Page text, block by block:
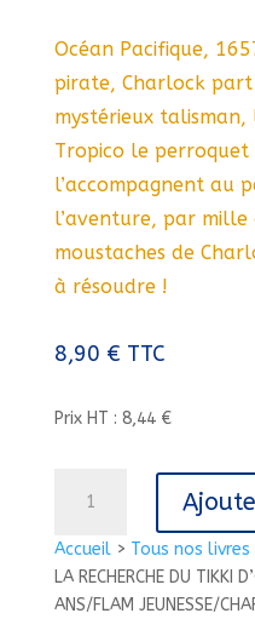
Accueil> Tous nos livres
LA RECHERCHE DU TIKKI
ANS/FLAM JEUNESSE/
Océan Pacifique,
pirate, Charlock
mystérieux talisman,
Tropico le perroquet
l’accompagnent au
l’aventure, par mille
moustaches de
à résoudre !
8,90 € TTC
Prix HT : 8,44 €
A
LA
RECHERCHE